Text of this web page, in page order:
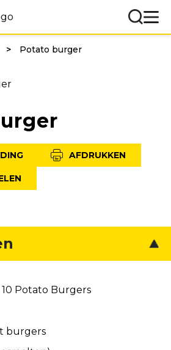
Potato burger
AFDRUKKEN
Potato Burgers
burgers